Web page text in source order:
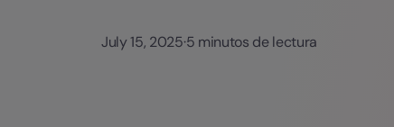
July 15, 2025·5 minutos de lectura